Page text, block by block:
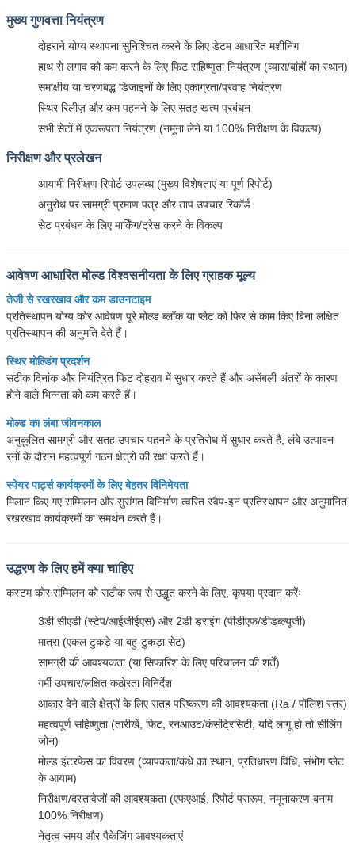
मुख्य गुणवत्ता नियंत्रण
दोहराने योग्य स्थापना सुनिश्चित करने के लिए डेटम आधारित मशीनिंग
हाथ से लगाव को कम करने के लिए फिट सहिष्णुता नियंत्रण (व्यास/बांहों का स्थान)
समाक्षीय या चरणबद्ध डिजाइनों के लिए एकाग्रता/प्रवाह नियंत्रण
स्थिर रिलीज़ और कम पहनने के लिए सतह खत्म प्रबंधन
सभी सेटों में एकरूपता नियंत्रण (नमूना लेने या 100% निरीक्षण के विकल्प)
निरीक्षण और प्रलेखन
आयामी निरीक्षण रिपोर्ट उपलब्ध (मुख्य विशेषताएं या पूर्ण रिपोर्ट)
अनुरोध पर सामग्री प्रमाण पत्र और ताप उपचार रिकॉर्ड
सेट प्रबंधन के लिए मार्किंग/ट्रेस करने के विकल्प
आवेषण आधारित मोल्ड विश्वसनीयता के लिए ग्राहक मूल्य
तेजी से रखरखाव और कम डाउनटाइम
प्रतिस्थापन योग्य कोर आवेषण पूरे मोल्ड ब्लॉक या प्लेट को फिर से काम किए बिना लक्षित
प्रतिस्थापन की अनुमति देते हैं।
स्थिर मोल्डिंग प्रदर्शन
सटीक दिनांक और नियंत्रित फिट दोहराव में सुधार करते हैं और असेंबली अंतरों के कारण
होने वाले भिन्नता को कम करते हैं।
मोल्ड का लंबा जीवनकाल
अनुकूलित सामग्री और सतह उपचार पहनने के प्रतिरोध में सुधार करते हैं, लंबे उत्पादन
रनों के दौरान महत्वपूर्ण गठन क्षेत्रों की रक्षा करते हैं।
स्पेयर पार्ट्स कार्यक्रमों के लिए बेहतर विनिमेयता
मिलान किए गए सम्मिलन और सुसंगत विनिर्माण त्वरित स्वैप-इन प्रतिस्थापन और अनुमानित
रखरखाव कार्यक्रमों का समर्थन करते हैं।
उद्धरण के लिए हमें क्या चाहिए
कस्टम कोर सम्मिलन को सटीक रूप से उद्धृत करने के लिए, कृपया प्रदान करेंः
3डी सीएडी (स्टेप/आईजीईएस) और 2डी ड्राइंग (पीडीएफ/डीडब्ल्यूजी)
मात्रा (एकल टुकड़े या बहु-टुकड़ा सेट)
सामग्री की आवश्यकता (या सिफारिश के लिए परिचालन की शर्तें)
गर्मी उपचार/लक्षित कठोरता विनिर्देश
आकार देने वाले क्षेत्रों के लिए सतह परिष्करण की आवश्यकता (Ra / पॉलिश स्तर)
महत्वपूर्ण सहिष्णुता (तारीखें, फिट, रनआउट/कंसंट्रिसिटी, यदि लागू हो तो सीलिंग
जोन)
मोल्ड इंटरफेस का विवरण (व्यापकता/कंधे का स्थान, प्रतिधारण विधि, संभोग प्लेट
के आयाम)
निरीक्षण/दस्तावेजों की आवश्यकता (एफएआई, रिपोर्ट प्रारूप, नमूनाकरण बनाम
100% निरीक्षण)
नेतृत्व समय और पैकेजिंग आवश्यकताएं